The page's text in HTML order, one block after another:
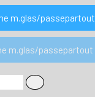
m.glas/passepartout
m.glas/passepartout